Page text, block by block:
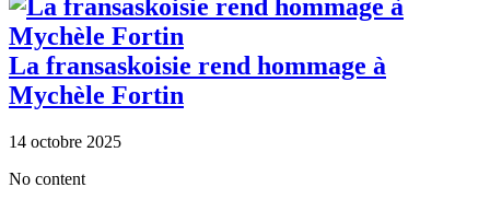
La fransaskoisie rend hommage à
Mychèle Fortin
14 octobre 2025
No content